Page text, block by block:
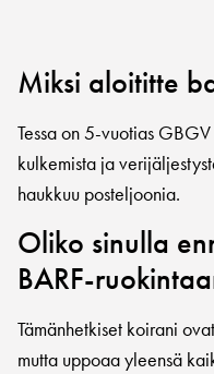
Miksi aloititte
Tessa on 5-vuotias
kulkemista ja
haukkuu posteljoonia.
Oliko sinulla
BARF-
Tämänhetkiset koirani
mutta uppoaa yleensä